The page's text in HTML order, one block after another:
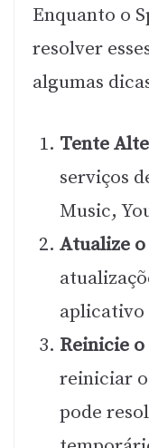
Enquanto o
resolver
algumas
Tente
serviços
Music,
Atualize o
aplicativo
Reinicie
reiniciar
pode